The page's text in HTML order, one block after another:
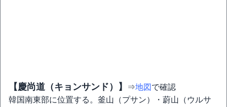
【慶尚道（キョンサンド）】 ⇒地図 で確認
韓国南東部に位置する。釜山（プサン）・蔚山（ウルサ